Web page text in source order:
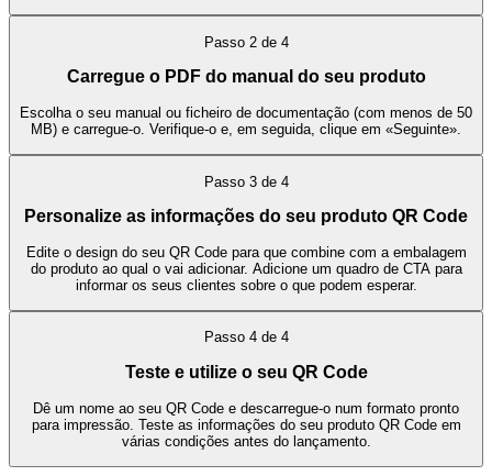
Passo 2 de 4
Carregue o PDF do manual do seu produto
Escolha o seu manual ou ficheiro de documentação (com menos de 50
MB) e carregue-o. Verifique-o e, em seguida, clique em «Seguinte».
Passo 3 de 4
Personalize as informações do seu produto QR Code
Edite o design do seu QR Code para que combine com a embalagem
do produto ao qual o vai adicionar. Adicione um quadro de CTA para
informar os seus clientes sobre o que podem esperar.
Passo 4 de 4
Teste e utilize o seu QR Code
Dê um nome ao seu QR Code e descarregue-o num formato pronto
para impressão. Teste as informações do seu produto QR Code em
várias condições antes do lançamento.